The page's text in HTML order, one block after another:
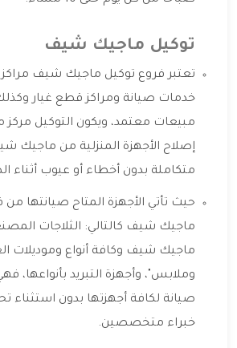
توكيل ماجيك شيف
تعتبر فروع توكيل ماجيك شيف
خدمات صيانة ومراكز قطع غيار
مبيعات معتمد، ويكون التوكيل
إصلاح الأجهزة المنزلية من ماجيك
متكاملة بدون أخطاء أو عيوب أثناء
حيث تأتي الأجهزة المتاح صيانتها من
ماجيك شيف كالتالي: الثلاجات
ماجيك شيف وكافة أنواع وموديلات
وملابس"، وأجهزة التبريد بأنواعها،
صيانة لكافة أجهزتها بدون استثناء
خبراء متخصصين.